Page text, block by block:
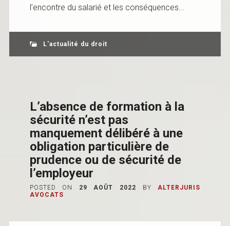
l’encontre du salarié et les conséquences...
L'actualité du droit
L’absence de formation à la
sécurité n’est pas
manquement délibéré à une
obligation particulière de
prudence ou de sécurité de
l’employeur
POSTED ON 29 AOÛT 2022 BY
ALTERJURIS
AVOCATS